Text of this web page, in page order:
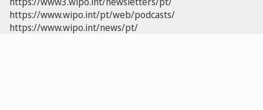
https://www.wipo.int/pt/web/podcasts/
https://www.wipo.int/news/pt/